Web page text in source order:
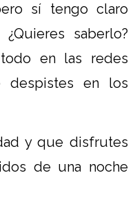
sí tengo claro
saberlo?
en las redes
despistes en los
y que disfrutes
de una noche